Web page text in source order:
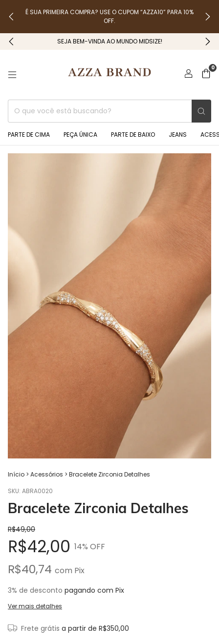
É SUA PRIMEIRA COMPRA? USE O CUPOM “AZZA10” PARA 10%
OFF.
SEJA BEM-VINDA AO MUNDO MIDSIZE!
0
PARTE DE CIMA PEÇA ÚNICA PARTE DE BAIXO JEANS
Início > Acessórios > Bracelete Zirconia Detalhes
SKU: ABRA0020
Bracelete Zirconia Detalhes
R$49,00
R$42,00 14% OFF
R$40,74 com Pix
3% de desconto pagando com Pix
Ver mais detalhes
Frete grátis a partir de R$350,00